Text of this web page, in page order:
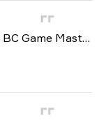
BC Game Masters Championship: Season 2 2026